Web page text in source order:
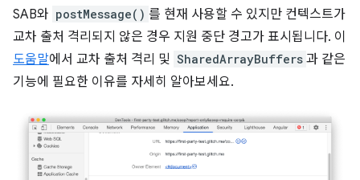
SAB와 postMessage() 를 현재 사용할 수 있지만 컨텍스트가
교차 출처 격리되지 않은 경우 지원 중단 경고가 표시됩니다. 이
도움말에서 교차 출처 격리 및 SharedArrayBuffers 과 같은
기능에 필요한 이유를 자세히 알아보세요.